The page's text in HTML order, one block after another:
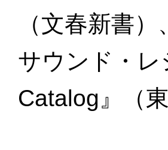
（文春新書
サウンド・レ
Catalog』（